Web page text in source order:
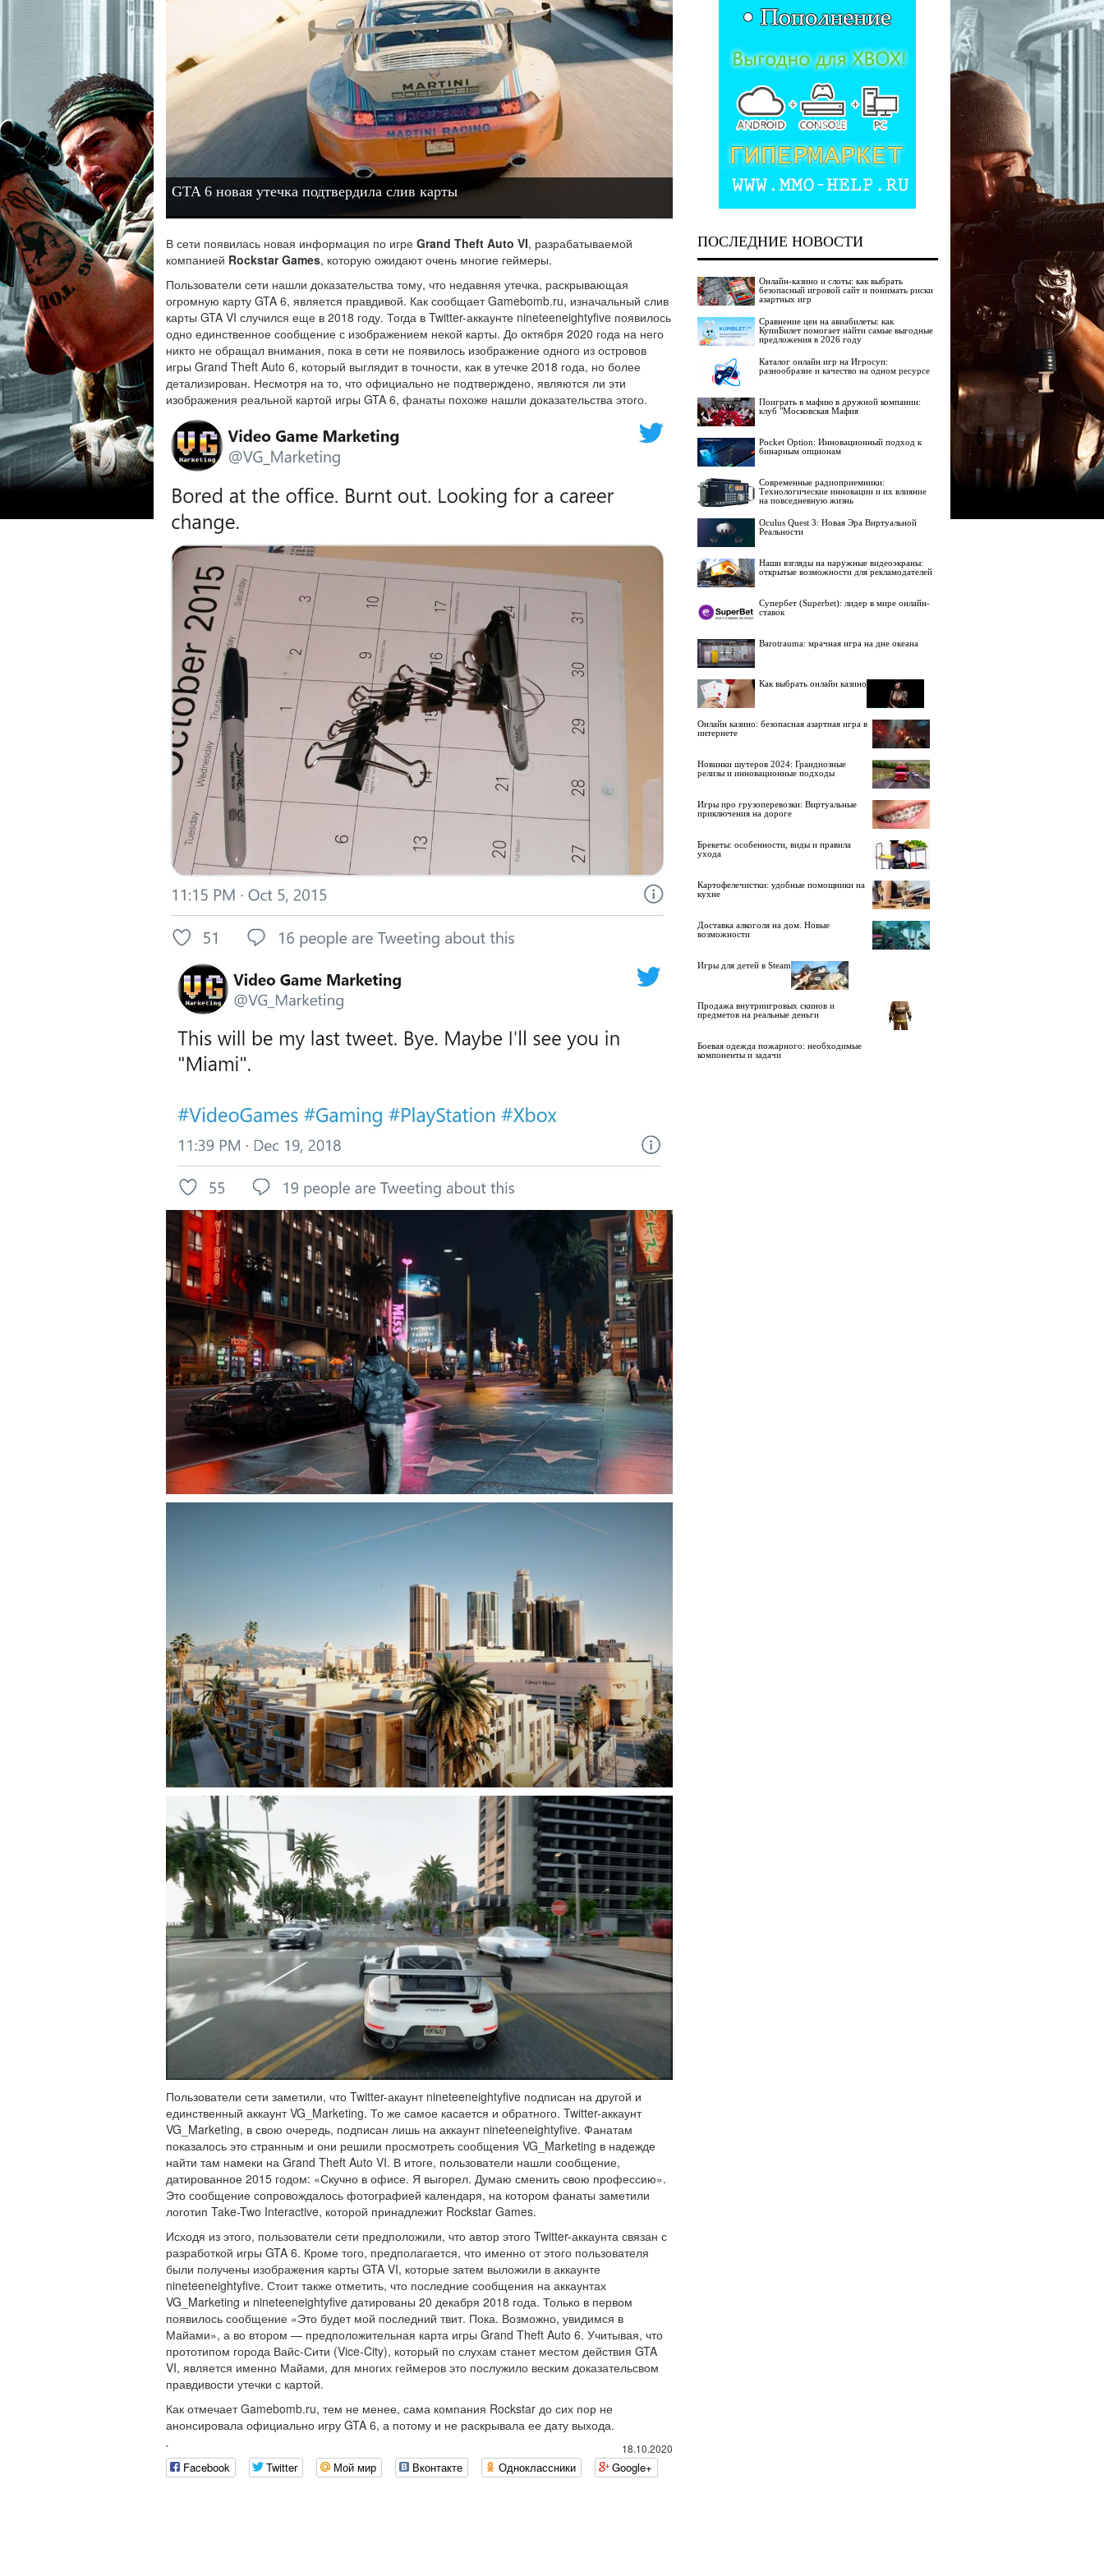
GTA 6 новая утечка подтвердила слив карты
В сети появилась новая информация по игре Grand Theft Auto VI, разрабатываемой
компанией Rockstar Games, которую ожидают очень многие геймеры.
Пользователи сети нашли доказательства тому, что недавняя утечка, раскрывающая
огромную карту GTA 6, является правдивой. Как сообщает Gamebomb.ru, изначальный слив
карты GTA VI случился еще в 2018 году. Тогда в Twitter-аккаунте nineteeneightyfive появилось
одно единственное сообщение с изображением некой карты. До октября 2020 года на него
никто не обращал внимания, пока в сети не появилось изображение одного из островов
игры Grand Theft Auto 6, который выглядит в точности, как в утечке 2018 года, но более
детализирован. Несмотря на то, что официально не подтверждено, являются ли эти
изображения реальной картой игры GTA 6, фанаты похоже нашли доказательства этого.
Пользователи сети заметили, что Twitter-акаунт nineteeneightyfive подписан на другой и
единственный аккаунт VG_Marketing. То же самое касается и обратного. Twitter-аккаунт
VG_Marketing, в свою очередь, подписан лишь на аккаунт nineteeneightyfive. Фанатам
показалось это странным и они решили просмотреть сообщения VG_Marketing в надежде
найти там намеки на Grand Theft Auto VI. В итоге, пользователи нашли сообщение,
датированное 2015 годом: «Скучно в офисе. Я выгорел. Думаю сменить свою профессию».
Это сообщение сопровождалось фотографией календаря, на котором фанаты заметили
логотип Take-Two Interactive, которой принадлежит Rockstar Games.
Исходя из этого, пользователи сети предположили, что автор этого Twitter-аккаунта связан с
разработкой игры GTA 6. Кроме того, предполагается, что именно от этого пользователя
были получены изображения карты GTA VI, которые затем выложили в аккаунте
nineteeneightyfive. Стоит также отметить, что последние сообщения на аккаунтах
VG_Marketing и nineteeneightyfive датированы 20 декабря 2018 года. Только в первом
появилось сообщение «Это будет мой последний твит. Пока. Возможно, увидимся в
Майами», а во втором — предположительная карта игры Grand Theft Auto 6. Учитывая, что
прототипом города Вайс-Сити (Vice-City), который по слухам станет местом действия GTA
VI, является именно Майами, для многих геймеров это послужило веским доказательсвом
правдивости утечки с картой.
Как отмечает Gamebomb.ru, тем не менее, сама компания Rockstar до сих пор не
анонсировала официально игру GTA 6, а потому и не раскрывала ее дату выхода.
18.10.2020
`
Facebook Twitter Мой мир Вконтакте Одноклассники Google+
ПОСЛЕДНИЕ НОВОСТИ
Онлайн-казино и слоты: как выбрать
безопасный игровой сайт и понимать риски
азартных игр
Сравнение цен на авиабилеты: как
КупиБилет помогает найти самые выгодные
предложения в 2026 году
Каталог онлайн игр на Игросуп:
разнообразие и качество на одном ресурсе
Поиграть в мафию в дружной компании:
клуб "Московская Мафия
Pocket Option: Инновационный подход к
бинарным опционам
Современные радиоприемники:
Технологические инновации и их влияние
на повседневную жизнь
Oculus Quest 3: Новая Эра Виртуальной
Реальности
Наши взгляды на наружные видеоэкраны:
открытые возможности для рекламодателей
Супербет (Superbet): лидер в мире онлайн-
ставок
Barotrauma: мрачная игра на дне океана
Как выбрать онлайн казино
Онлайн казино: безопасная азартная игра в
интернете
Новинки шутеров 2024: Грандиозные
релизы и инновационные подходы
Игры про грузоперевозки: Виртуальные
приключения на дороге
Брекеты: особенности, виды и правила
ухода
Картофелечистки: удобные помощники на
кухне
Доставка алкоголя на дом. Новые
возможности
Игры для детей в Steam
Продажа внутриигровых скинов и
предметов на реальные деньги
Боевая одежда пожарного: необходимые
компоненты и задачи